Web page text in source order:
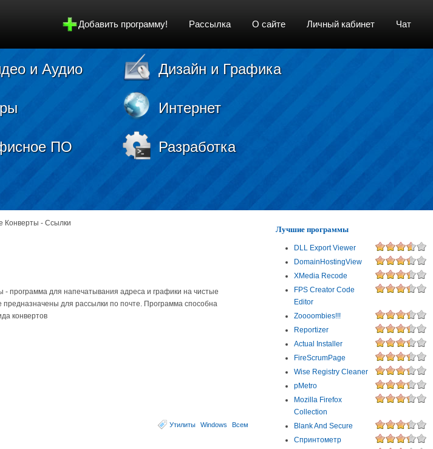
Добавить программу! Рассылка О сайте Личный кабинет Чат
и Аудио Дизайн и Графика
Интернет
ПО Разработка
Конверты - Ссылки
- программа для напечатывания адреса и графики на чистые
предназначены для рассылки по почте. Программа способна
конвертов
Утилиты Windows Всем
Лучшие программы
DLL Export Viewer
DomainHostingView
XMedia Recode
FPS Creator Code
Editor
Zoooombies!!!
Reportizer
Actual Installer
FireScrumPage
Wise Registry Cleaner
pMetro
Mozilla Firefox
Collection
Blank And Secure
Спринтометр